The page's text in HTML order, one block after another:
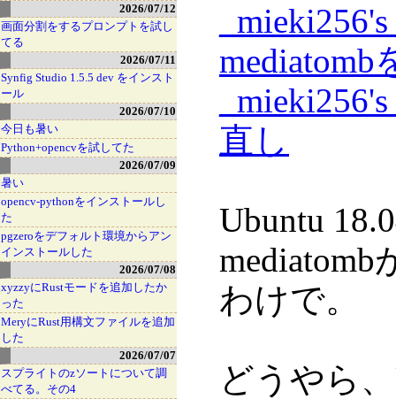
直し
Ubuntu
わけで。
どうやら
2026/07/12
画面分割をするプロンプトを試し
てる
2026/07/11
Synfig Studio 1.5.5 dev をインスト
ール
2026/07/10
今日も暑い
Python+opencvを試してた
2026/07/09
暑い
opencv-pythonをインストールし
た
pgzeroをデフォルト環境からアン
インストールした
2026/07/08
xyzzyにRustモードを追加したか
った
MeryにRust用構文ファイルを追加
した
2026/07/07
スプライトのzソートについて調
べてる。その4